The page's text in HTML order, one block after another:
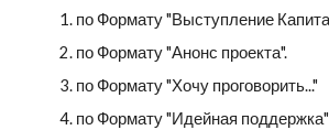
по Формату "Выступление
по Формату "Анонс проекта".
по Формату "Хочу проговорить..."
по Формату "Идейная поддержка"